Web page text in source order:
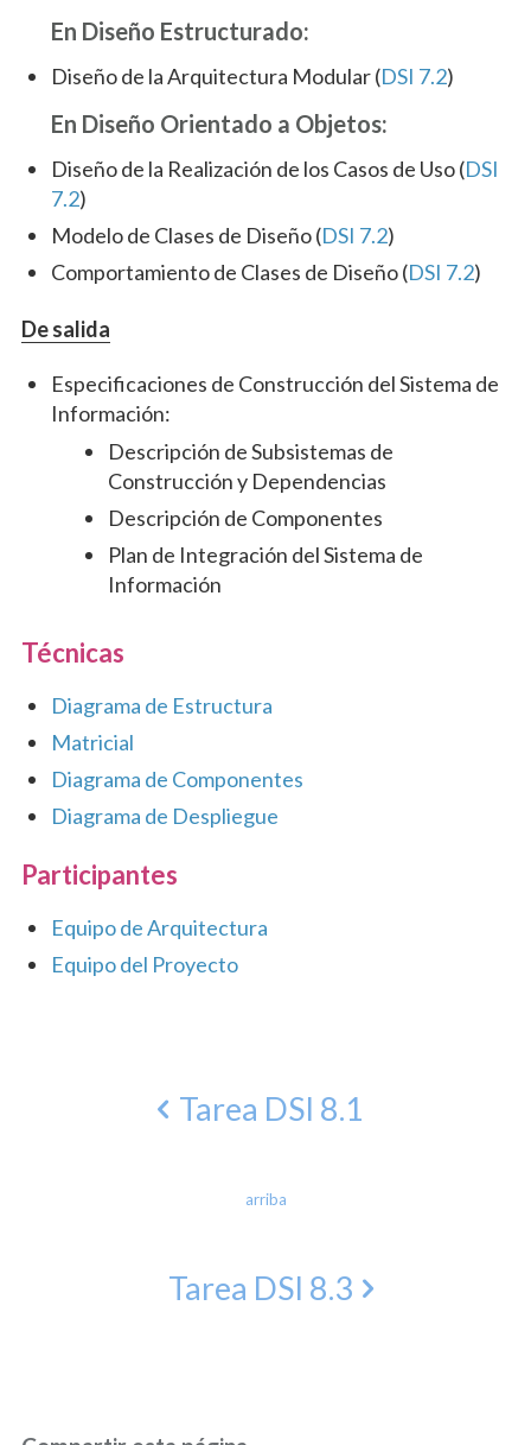
En Diseño Estructurado:
Diseño de la Arquitectura Modular (DSI 7.2)
En Diseño Orientado a Objetos:
Diseño de la Realización de los Casos de Uso (DSI
7.2)
Modelo de Clases de Diseño (DSI 7.2)
Comportamiento de Clases de Diseño (DSI 7.2)
De salida
Especificaciones de Construcción del Sistema de
Información:
Descripción de Subsistemas de
Construcción y Dependencias
Descripción de Componentes
Plan de Integración del Sistema de
Información
Técnicas
Diagrama de Estructura
Matricial
Diagrama de Componentes
Diagrama de Despliegue
Participantes
Equipo de Arquitectura
Equipo del Proyecto
Tarea DSI 8.1
arriba
Tarea DSI 8.3